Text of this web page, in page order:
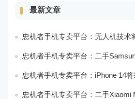
最新文章
忠机者手机专卖平台：无人机技术将推动物流行业
忠机者手机专卖平台：二手Samsung Galaxy M21市
忠机者手机专卖平台：iPhone 14将采用翻
忠机者手机专卖平台：二手Xiaomi Mi 9市场